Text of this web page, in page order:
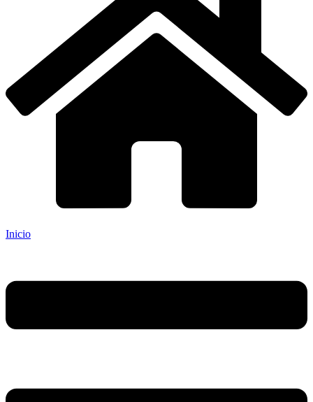
Inicio